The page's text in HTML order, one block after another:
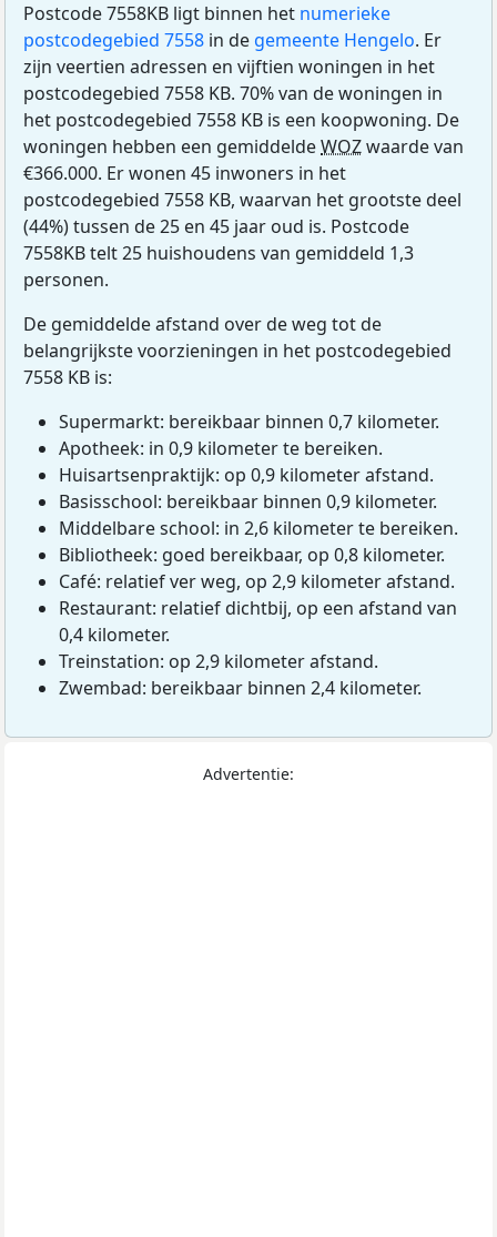
Postcode 7558KB ligt binnen het numerieke
postcodegebied 7558 in de gemeente Hengelo. Er
zijn veertien adressen en vijftien woningen in het
postcodegebied 7558 KB. 70% van de woningen in
het postcodegebied 7558 KB is een koopwoning. De
woningen hebben een gemiddeldeWOZwaarde van
€366.000. Er wonen 45 inwoners in het
postcodegebied 7558 KB, waarvan het grootste deel
(44%) tussen de 25 en 45 jaar oud is. Postcode
7558KB telt 25 huishoudens van gemiddeld 1,3
personen.
De gemiddelde afstand over de weg tot de
belangrijkste voorzieningen in het postcodegebied
7558 KB is:
Supermarkt: bereikbaar binnen 0,7 kilometer.
Apotheek: in 0,9 kilometer te bereiken.
Huisartsenpraktijk: op 0,9 kilometer afstand.
Basisschool: bereikbaar binnen 0,9 kilometer.
Middelbare school: in 2,6 kilometer te bereiken.
Bibliotheek: goed bereikbaar, op 0,8 kilometer.
Café: relatief ver weg, op 2,9 kilometer afstand.
Restaurant: relatief dichtbij, op een afstand van
0,4 kilometer.
Treinstation: op 2,9 kilometer afstand.
Zwembad: bereikbaar binnen 2,4 kilometer.
Advertentie: